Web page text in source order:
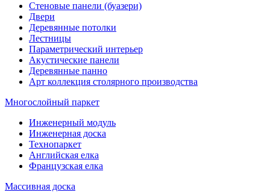
Стеновые панели (буазери)
Двери
Деревянные потолки
Лестницы
Параметрический интерьер
Акустические панели
Деревянные панно
Арт коллекция столярного производства
Многослойный паркет
Инженерный модуль
Инженерная доска
Технопаркет
Английская елка
Французская елка
Массивная доска